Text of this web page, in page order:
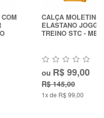
CALÇA MOLETINHO COM
ELASTANO JOGGER
TREINO STC - MEL
R$ 99,00
1x de R$ 99,00